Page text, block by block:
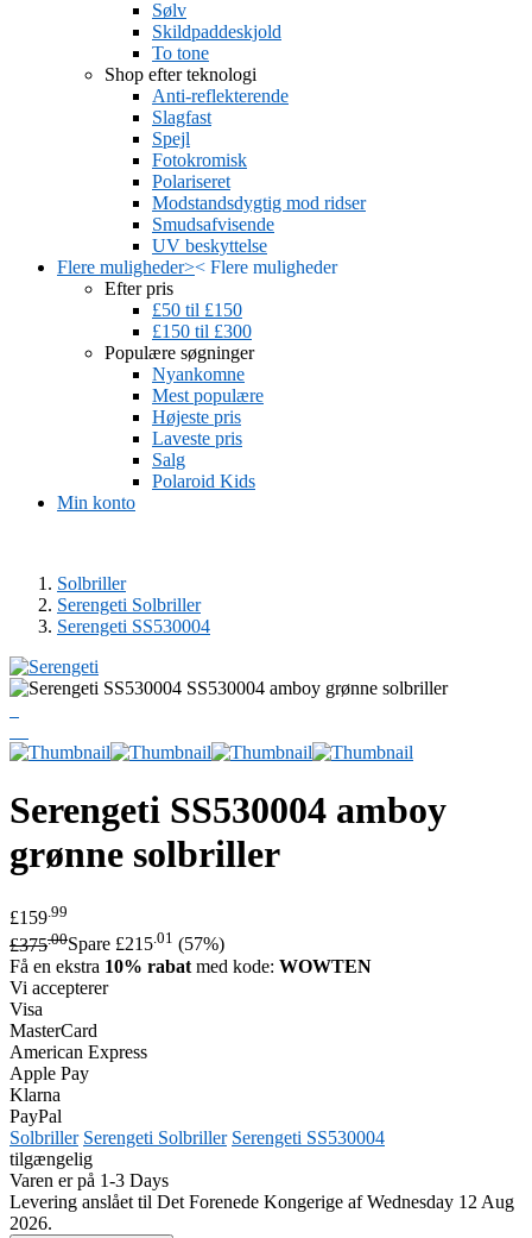
Sølv
Skildpaddeskjold
To tone
Shop efter teknologi
Anti-reflekterende
Slagfast
Spejl
Fotokromisk
Polariseret
Modstandsdygtig mod ridser
Smudsafvisende
UV beskyttelse
Flere muligheder>< Flere muligheder
Efter pris
£50 til £150
£150 til £300
Populære søgninger
Nyankomne
Mest populære
Højeste pris
Laveste pris
Salg
Polaroid Kids
Min konto
Solbriller
Serengeti Solbriller
Serengeti SS530004
Serengeti SS530004 amboy
grønne solbriller
£159 .99
£375.00Spare £215.01 (57%)
Få en ekstra 10% rabat med kode: WOWTEN
Vi accepterer
Visa
MasterCard
American Express
Apple Pay
Klarna
PayPal
Solbriller Serengeti Solbriller Serengeti SS530004
tilgængelig
Varen er på 1-3 Days
Levering anslået til Det Forenede Kongerige af Wednesday 12 Aug
2026.